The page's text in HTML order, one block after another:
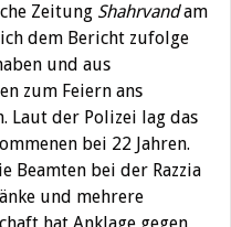
Zeitung Shahrvandam
dem Bericht zufolge
und aus
zum Feiern ans
Laut der Polizei lag das
bei 22 Jahren.
Beamten bei der Razzia
und mehrere